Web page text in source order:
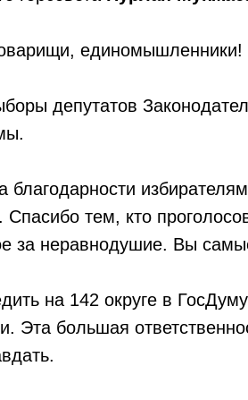
единомышленники!
депутатов
благодарности
тем, кто
за неравнодушие. Вы
на 142 округе в
Эта большая